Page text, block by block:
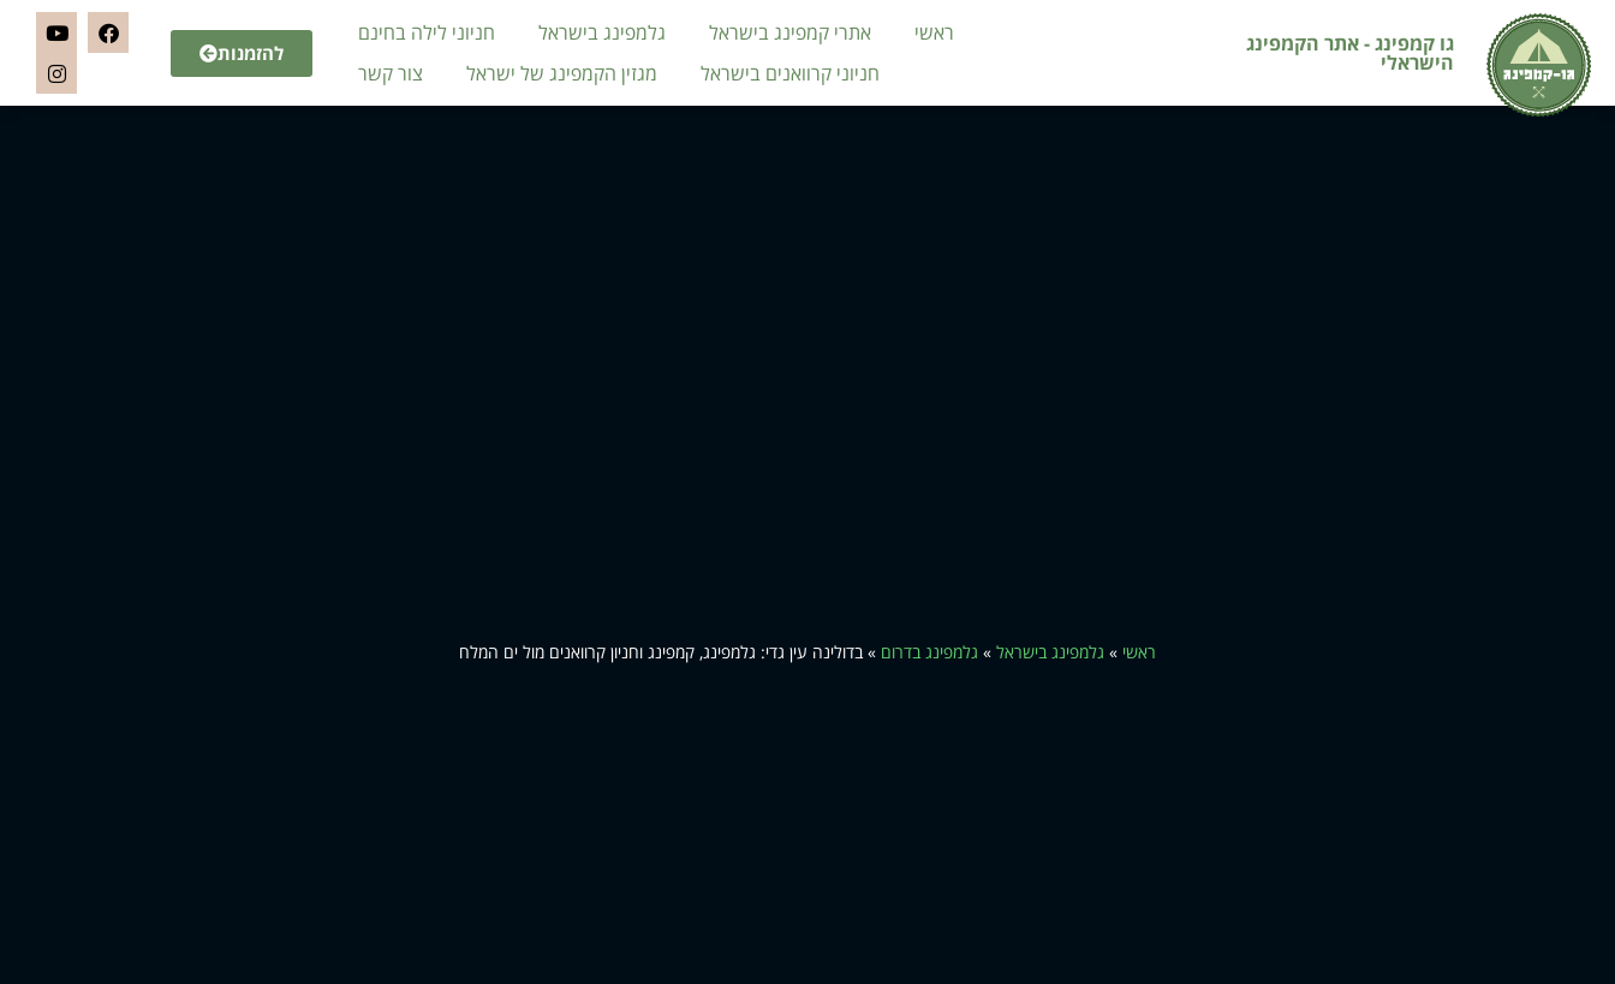
גו קמפינג - אתר הקמפינג
הישראלי
ראשי אתרי קמפינג בישראל גלמפינג בישראל
חניוני לילה בחינם
חניוני קרוואנים בישראל
מגזין הקמפינג של ישראל צור קשר
להזמנות
ראשי » גלמפינג בישראל » גלמפינג בדרום » בדולינה עין גדי: גלמפינג, קמפינג וחניון קרוואנים מול ים המלח